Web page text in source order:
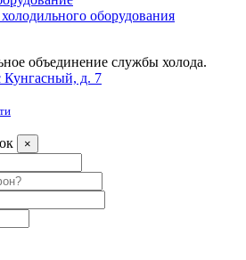
оборудования
объединение службы холода.
Кунгасный, д. 7
×